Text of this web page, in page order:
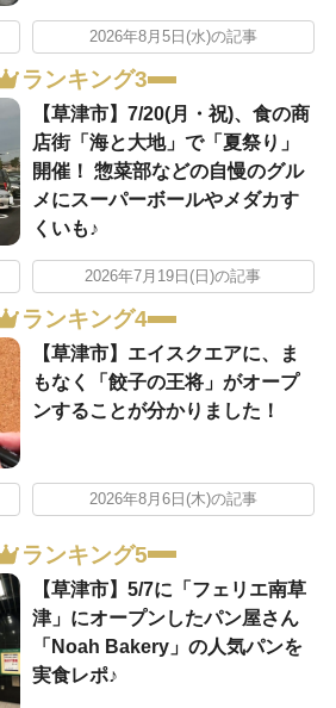
2026年8月5日(水)の記事
ランキング3
【草津市】7/20(月・祝)、食の商
店街「海と大地」で「夏祭り」
開催！ 惣菜部などの自慢のグル
メにスーパーボールやメダカす
くいも♪
2026年7月19日(日)の記事
ランキング4
【草津市】エイスクエアに、ま
もなく「餃子の王将」がオープ
ンすることが分かりました！
2026年8月6日(木)の記事
ランキング5
【草津市】5/7に「フェリエ南草
津」にオープンしたパン屋さん
「Noah Bakery」の人気パンを
実食レポ♪